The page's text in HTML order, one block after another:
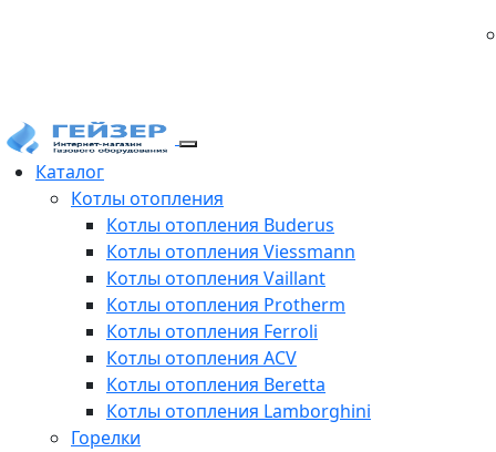
Каталог
Котлы отопления
Котлы отопления Buderus
Котлы отопления Viessmann
Котлы отопления Vaillant
Котлы отопления Protherm
Котлы отопления Ferroli
Котлы отопления ACV
Котлы отопления Beretta
Котлы отопления Lamborghini
Горелки